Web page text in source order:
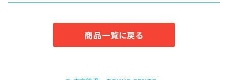
ロングTシャツ
商品一覧に戻る